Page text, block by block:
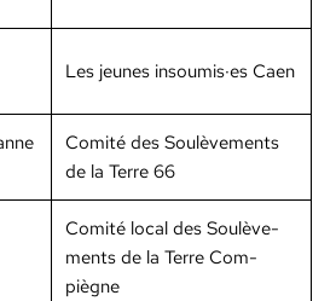
Les jeunes insoumis·es Caen
Comité des Soulève­ments
de la Terre 66
Comité local des Soulève­
ments de la Terre Com­
piègne